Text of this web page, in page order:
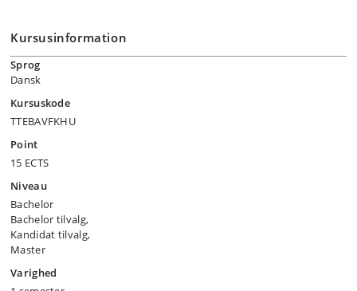
Kursusinformation
Sprog
Dansk
Kursuskode
TTEBAVFKHU
Point
15 ECTS
Niveau
Bachelor
Bachelor tilvalg,
Kandidat tilvalg,
Master
Varighed